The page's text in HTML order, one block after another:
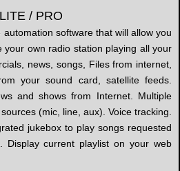
/ PRO
automation software that will allow you
your own radio station playing all your
news, songs, Files from internet,
your sound card, satellite feeds.
and shows from Internet. Multiple
(mic, line, aux). Voice tracking.
jukebox to play songs requested
Display current playlist on your web